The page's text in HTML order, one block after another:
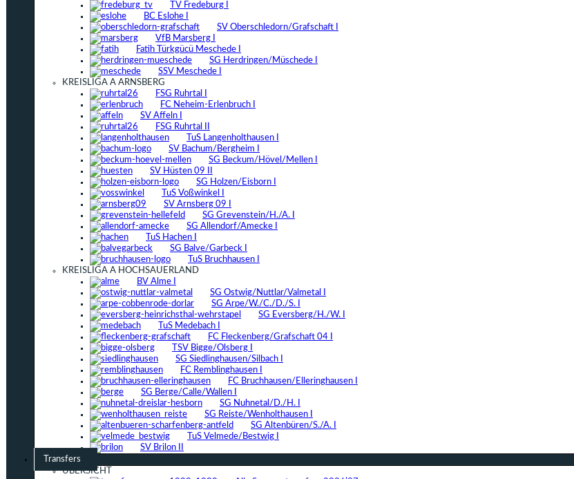
TV Fredeburg I
BC Eslohe I
SV Oberschledorn/Grafschaft I
VfB Marsberg I
Fatih Türkgücü Meschede I
SG Herdringen/Müschede I
SSV Meschede I
KREISLIGA A ARNSBERG
FSG Ruhrtal I
FC Neheim-Erlenbruch I
SV Affeln I
FSG Ruhrtal II
TuS Langenholthausen I
SV Bachum/Bergheim I
SG Beckum/Hövel/Mellen I
SV Hüsten 09 II
SG Holzen/Eisborn I
TuS Voßwinkel I
SV Arnsberg 09 I
SG Grevenstein/H./A. I
SG Allendorf/Amecke I
TuS Hachen I
SG Balve/Garbeck I
TuS Bruchhausen I
KREISLIGA A HOCHSAUERLAND
BV Alme I
SG Ostwig/Nuttlar/Valmetal I
SG Arpe/W./C./D./S. I
SG Eversberg/H./W. I
TuS Medebach I
FC Fleckenberg/Grafschaft 04 I
TSV Bigge/Olsberg I
SG Siedlinghausen/Silbach I
FC Remblinghausen I
FC Bruchhausen/Elleringhausen I
SG Berge/Calle/Wallen I
SG Nuhnetal/D./H. I
SG Reiste/Wenholthausen I
SG Altenbüren/S./A. I
TuS Velmede/Bestwig I
SV Brilon II
Transfers
ÜBERSICHT